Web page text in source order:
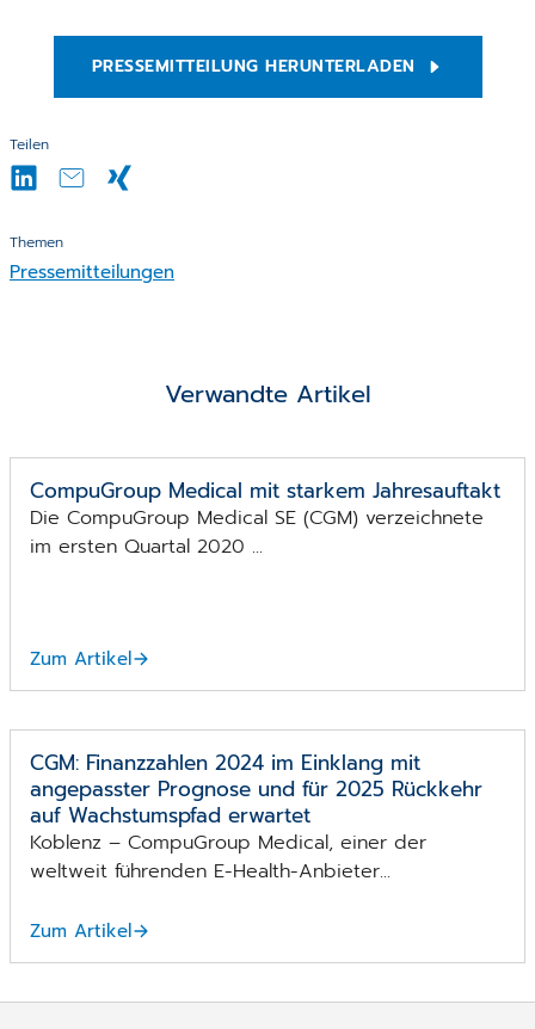
Teilen
Themen
Pressemitteilungen
PRESSEMITTEILUNG HERUNTERLADEN
Verwandte Artikel
CompuGroup Medical mit starkem Jahresauftakt
Die CompuGroup Medical SE (CGM) verzeichnete
im ersten Quartal 2020 ...
Zum Artikel
CGM: Finanzzahlen 2024 im Einklang mit
angepasster Prognose und für 2025 Rückkehr
auf Wachstumspfad erwartet
Koblenz – CompuGroup Medical, einer der
weltweit führenden E-Health-Anbieter...
Zum Artikel